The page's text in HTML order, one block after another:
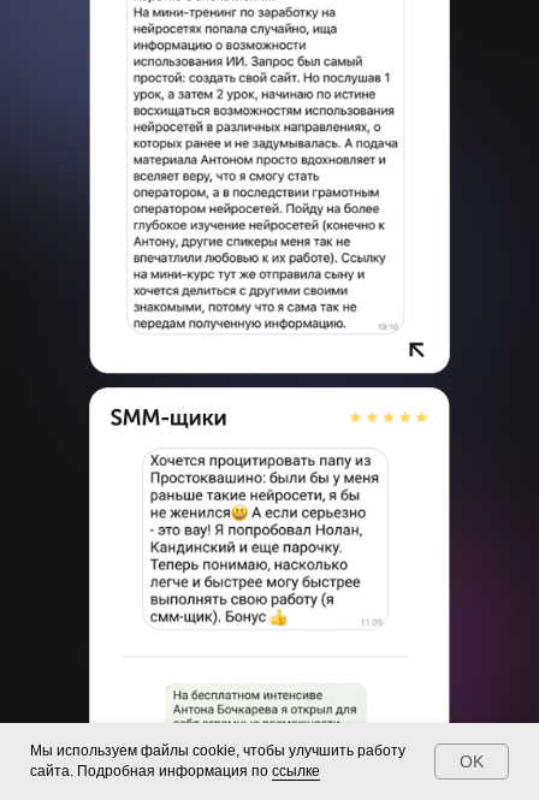
Мы используем файлы cookie, чтобы улучшить работу
сайта. Подробная информация по ссылке
OK